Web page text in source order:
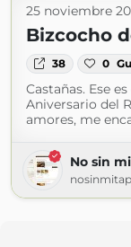
25 noviembre
Bizcocho
38 0
Castañas. Ese
Aniversario del
amores, me
No sin